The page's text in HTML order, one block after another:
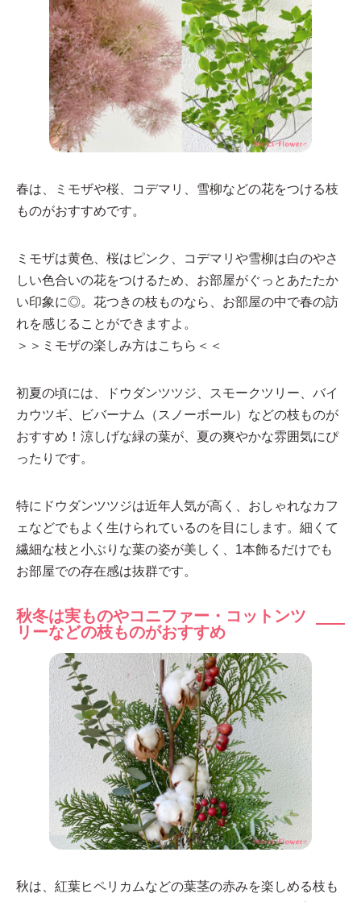
春は、ミモザや桜、コデマリ、雪柳などの花をつける枝
ものがおすすめです。
ミモザは黄色、桜はピンク、コデマリや雪柳は白のやさ
しい色合いの花をつけるため、お部屋がぐっとあたたか
い印象に◎。花つきの枝ものなら、お部屋の中で春の訪
れを感じることができますよ。
＞＞ミモザの楽しみ方はこちら＜＜
初夏の頃には、ドウダンツツジ、スモークツリー、バイ
カウツギ、ビバーナム（スノーボール）などの枝ものが
おすすめ！涼しげな緑の葉が、夏の爽やかな雰囲気にぴ
ったりです。
特にドウダンツツジは近年人気が高く、おしゃれなカフ
ェなどでもよく生けられているのを目にします。細くて
繊細な枝と小ぶりな葉の姿が美しく、1本飾るだけでも
お部屋での存在感は抜群です。
秋冬は実ものやコニファー・コットンツ
リーなどの枝ものがおすすめ
秋は、紅葉ヒペリカムなどの葉茎の赤みを楽しめる枝も